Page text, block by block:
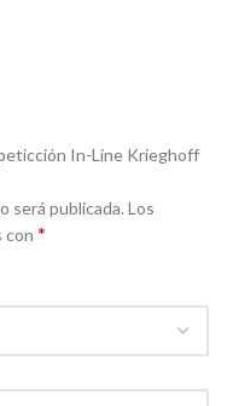
In-Line Krieghoff
será publicada. Los
con *